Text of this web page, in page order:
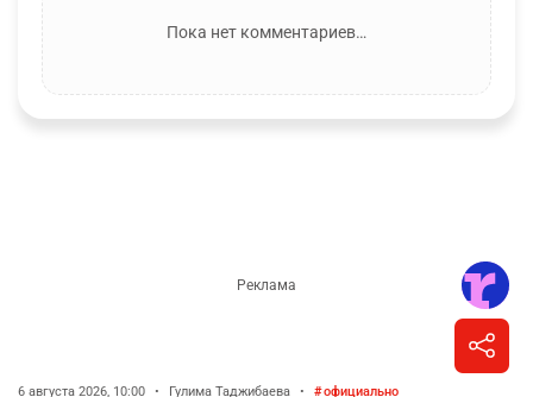
Пока нет комментариев…
6 августа 2026, 10:00 • Гулима Таджибаева • официально